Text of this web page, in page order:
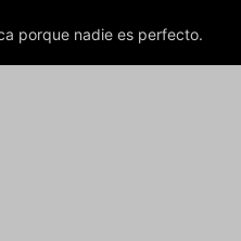
porque nadie es perfecto.